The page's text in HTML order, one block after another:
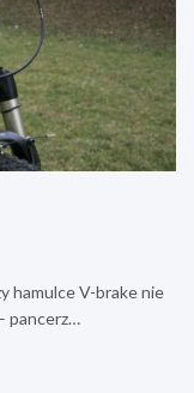
hamulce V-brake nie
pancerz…